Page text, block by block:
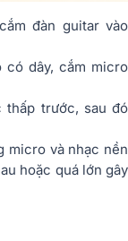
đàn guitar vào
có dây, cắm micro
thấp trước, sau đó
micro và nhạc nền
hoặc quá lớn gây